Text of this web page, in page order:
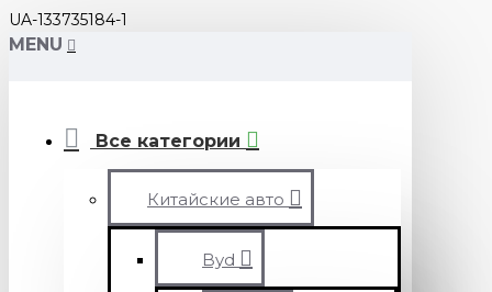
UA-133735184-1
MENU
Все категории
Китайские авто
Byd